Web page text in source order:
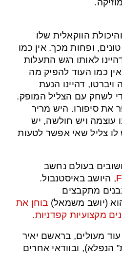
והיכולת הווקאלית שלו
ופחות מכך. אין כמו
לאותו רגש התעלות
כמו העוד להפיק מה
דהיינו הנעת
לשחק עם הצליל המופק.
את סיפורו. היש מריר
עוצמה ויש חולשה, יש
לו צליל שאי אפשר לטעות
בעולם נחשב
, היושב באיסטנבול.
מתקבצים
(יושב משמאל) בוחן את
מקצועיות קפדניות.
עוד מעולים, בראשם יאיר
הנפלא), ובוודאי אחרים